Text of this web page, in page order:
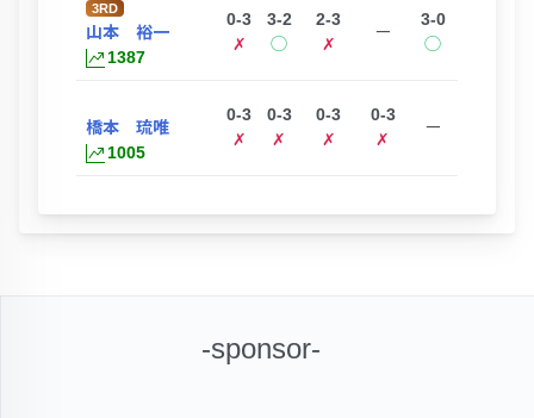
3RD
山本 裕一
1387
0-3
✗
3-2
◯
2-3
✗
ー
3-0
◯
橋本 琉唯
1005
0-3
✗
0-3
✗
0-3
✗
0-3
✗
ー
-sponsor-